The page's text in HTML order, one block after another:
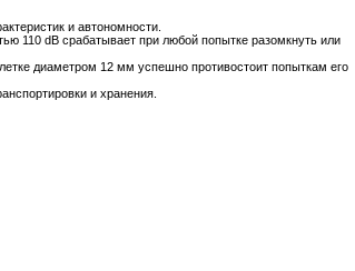
и автономности.
110 dB срабатывает при любой попытке разомкнуть или
диаметром 12 мм успешно противостоит попыткам его
и хранения.